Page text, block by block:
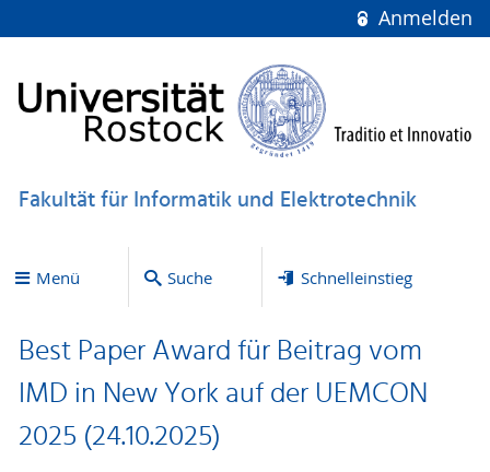
Anmelden
Fakultät für Informatik und Elektrotechnik
Menü Suche Schnelleinstieg
Best Paper Award für Beitrag vom
IMD in New York auf der UEMCON
2025 (24.10.2025)